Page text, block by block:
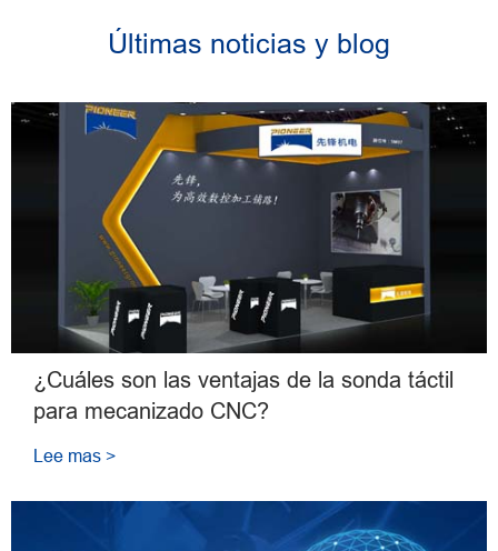
Últimas noticias y blog
¿Cuáles son las ventajas de la sonda táctil
para mecanizado CNC?
Lee mas >